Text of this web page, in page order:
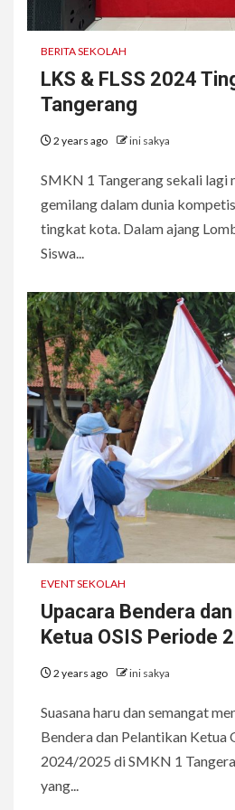
BERITA SEKOLAH
LKS & FLSS 2024
Tangerang
2 years ago ini sakya
SMKN 1 Tangerang sekali lagi
gemilang dalam dunia
tingkat kota. Dalam ajang
Siswa...
EVENT SEKOLAH
Upacara Bendera
Ketua OSIS Periode
2 years ago ini sakya
Suasana haru dan semangat
Bendera dan Pelantikan Ketua
2024/2025 di SMKN 1
yang...